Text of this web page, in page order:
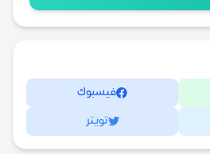
فيسبوك
تويتر